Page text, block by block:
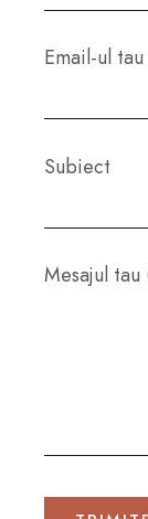
Email-ul tau
Subiect
Mesajul